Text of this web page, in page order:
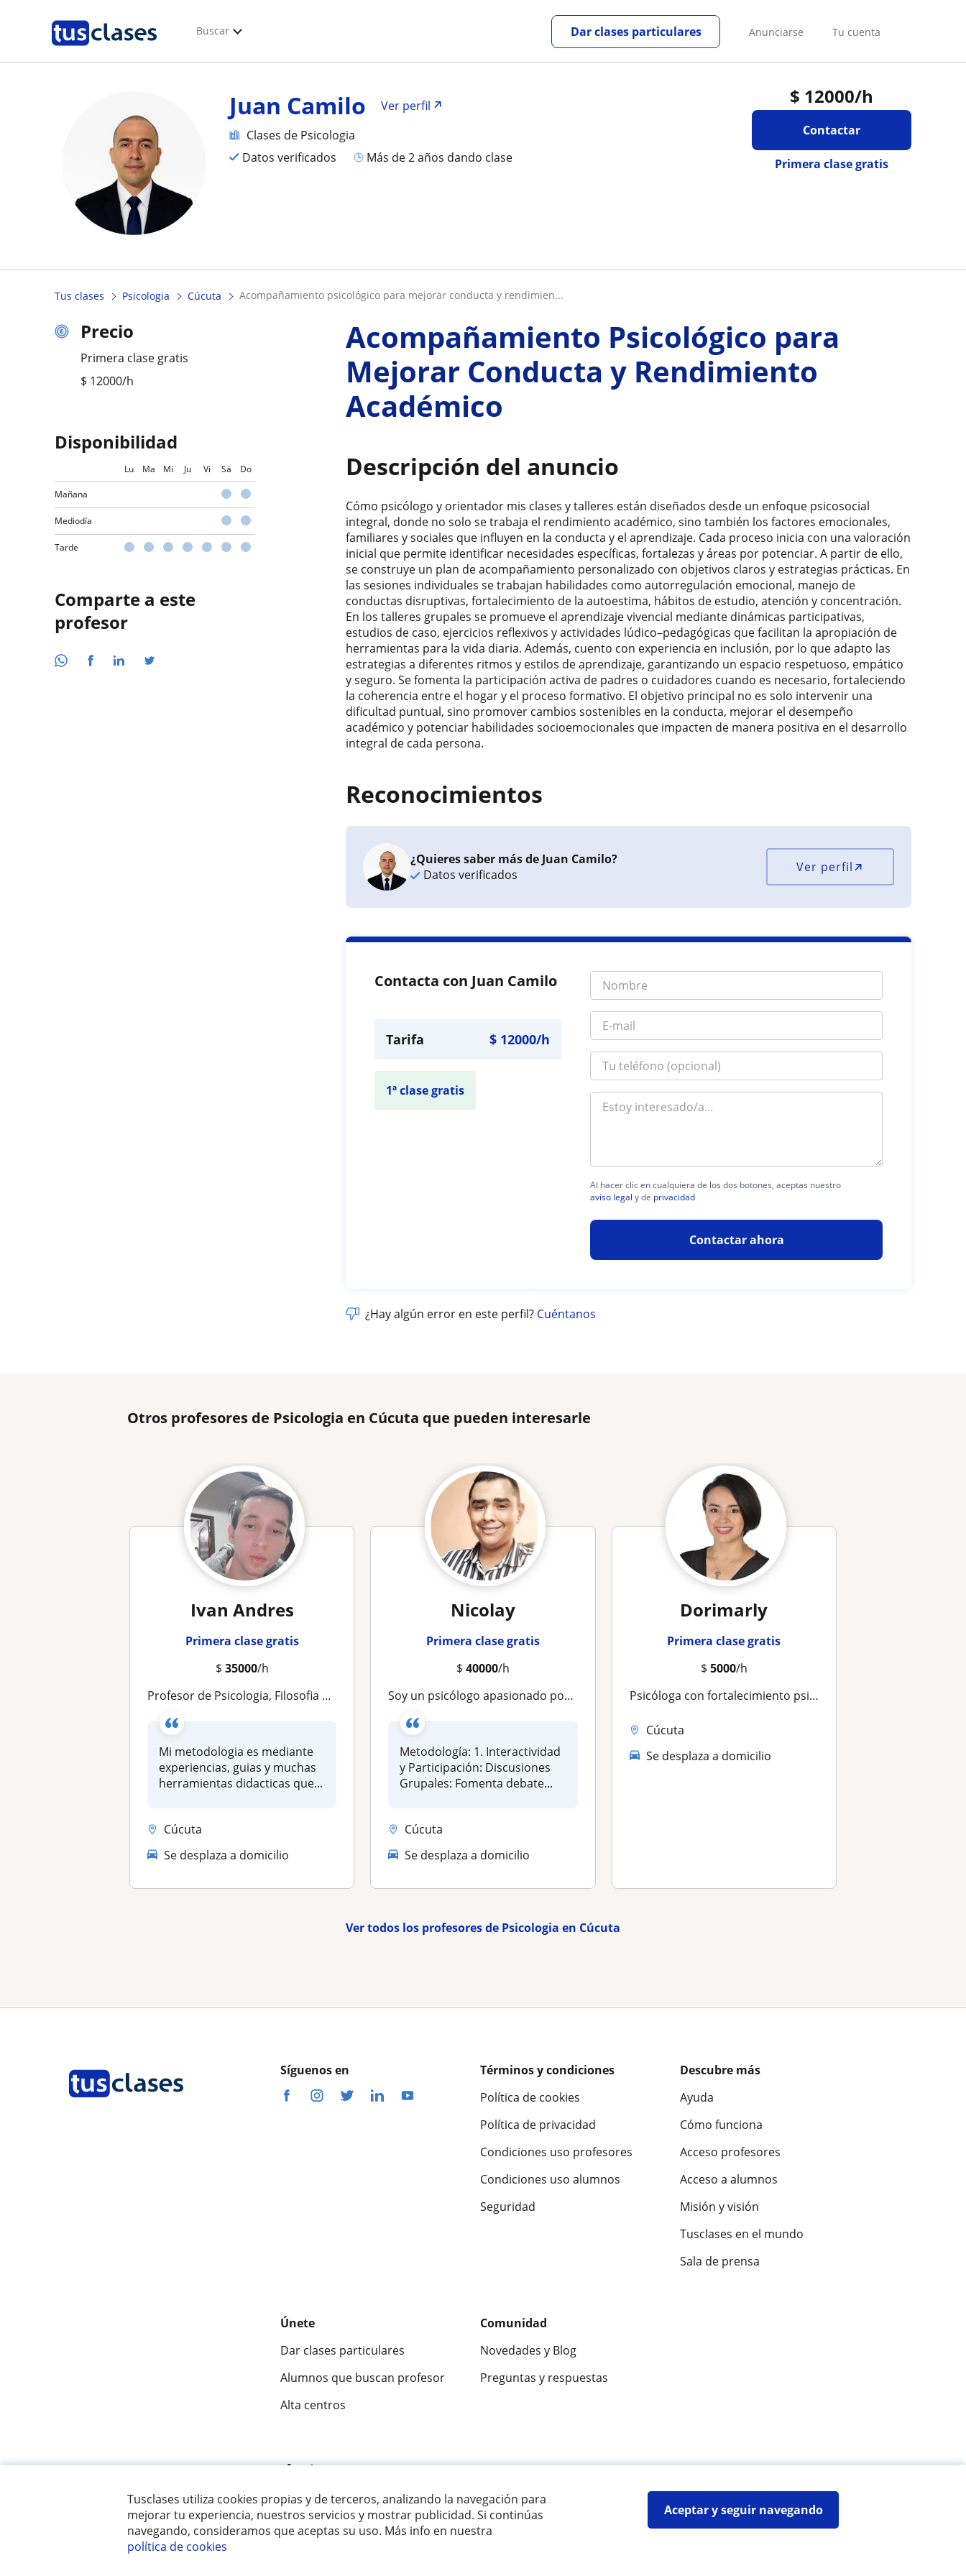
Tusclases utiliza cookies propias y de terceros, analizando la navegación para
mejorar tu experiencia, nuestros servicios y mostrar publicidad. Si continúas
navegando, consideramos que aceptas su uso. Más info en nuestra
política de cookies
Aceptar y seguir navegando
Buscar Anunciarse Tu cuenta
Dar clases particulares
$ 12000/h
Contactar
Primera clase gratis
Juan Camilo
Ver perfil
Clases de Psicologia
Datos verificados
más de 2 años dando clase
Tus clases Psicologia Cúcuta acompañamiento psicológico para mejorar conducta y rendimien...
Precio
Primera clase gratis
$ 12000/h
Disponibilidad
Lu Ma Mi Ju Vi Sá Do
Mañana
Mediodía
Tarde
Comparte a este
profesor
Acompañamiento Psicológico para
Mejorar Conducta y Rendimiento
Académico
Descripción del anuncio
Cómo psicólogo y orientador mis clases y talleres están diseñados desde un enfoque psicosocial
integral, donde no solo se trabaja el rendimiento académico, sino también los factores emocionales,
familiares y sociales que influyen en la conducta y el aprendizaje. Cada proceso inicia con una valoración
inicial que permite identificar necesidades específicas, fortalezas y áreas por potenciar. A partir de ello,
se construye un plan de acompañamiento personalizado con objetivos claros y estrategias prácticas. En
las sesiones individuales se trabajan habilidades como autorregulación emocional, manejo de
conductas disruptivas, fortalecimiento de la autoestima, hábitos de estudio, atención y concentración.
En los talleres grupales se promueve el aprendizaje vivencial mediante dinámicas participativas,
estudios de caso, ejercicios reflexivos y actividades lúdico–pedagógicas que facilitan la apropiación de
herramientas para la vida diaria. Además, cuento con experiencia en inclusión, por lo que adapto las
estrategias a diferentes ritmos y estilos de aprendizaje, garantizando un espacio respetuoso, empático
y seguro. Se fomenta la participación activa de padres o cuidadores cuando es necesario, fortaleciendo
la coherencia entre el hogar y el proceso formativo. El objetivo principal no es solo intervenir una
dificultad puntual, sino promover cambios sostenibles en la conducta, mejorar el desempeño
académico y potenciar habilidades socioemocionales que impacten de manera positiva en el desarrollo
integral de cada persona.
Reconocimientos
¿Quieres saber más de Juan Camilo?
Datos verificados
Ver perfil
Contacta con Juan Camilo
Tarifa $ 12000/h
1ª clase gratis
Al hacer clic en cualquiera de los dos botones, aceptas nuestro
aviso legal y de privacidad
Contactar ahora
¿Hay algún error en este perfil? Cuéntanos
Otros profesores de Psicologia en Cúcuta que pueden interesarle
Ivan Andres
Primera clase gratis
$ 35000/h
Profesor de Psicologia, Filosofia y Ciencias sociales para jovenes entre 15 y 22 años. Me consideron una persona joven pero con mucho conocimiento y mediante las tic espero poder contrubir en tu aprendizaje de manera asertiva, ademas a eso soy muy pacient
Mi metodologia es mediante
experiencias, guias y muchas
herramientas didacticas que...
Cúcuta
Se desplaza a domicilio
Nicolay
Primera clase gratis
$ 40000/h
Soy un psicólogo apasionado por el aprendizaje, desarrollo mental, la cognición y la conducta humana. Mi objetivo es guiar y apoyar a estudiantes motivados que deseen profundizar su comprensión en estos campos. Me enfoco en crear un entorno educativo esti
Metodología: 1. Interactividad
y Participación: Discusiones
Grupales: Fomenta debate...
Cúcuta
Se desplaza a domicilio
Dorimarly
Primera clase gratis
$ 5000/h
Psicóloga con fortalecimiento psicoemocional para las mujeres y fortalecimiento habilidades sociales en población con discapacidad
Cúcuta
Se desplaza a domicilio
Ver todos los profesores de Psicologia en Cúcuta
Síguenos en
Términos y condiciones
Política de cookies
Política de privacidad
Condiciones uso profesores
Condiciones uso alumnos
Seguridad
Descubre más
Ayuda
Cómo funciona
Acceso profesores
Acceso a alumnos
Misión y visión
Tusclases en el mundo
Sala de prensa
Únete
Dar clases particulares
Alumnos que buscan profesor
Alta centros
Comunidad
Novedades y Blog
Preguntas y respuestas
Fantástica 9,5/10 ★★★★★
© 2007 - 2026 Tusclases.co Mapa web:Profesores particulares